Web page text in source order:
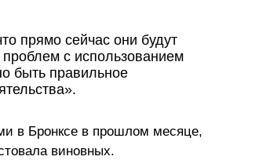
прямо сейчас они будут
с использованием
быть правильное
в Бронксе в прошлом месяце,
виновных.